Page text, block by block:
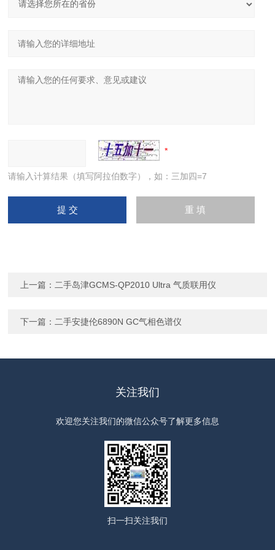
请输入计算结果（填写阿拉伯数字），如：三加四=7
上一篇： 二手岛津GCMS-QP2010 Ultra 气质联用仪
下一篇： 二手安捷伦6890N GC气相色谱仪
关注我们
欢迎您关注我们的微信公众号了解更多信息
扫一扫关注我们